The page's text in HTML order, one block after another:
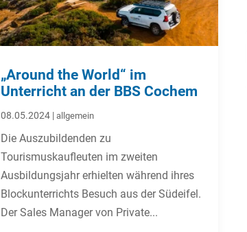
„Around the World“ im
Unterricht an der BBS Cochem
08.05.2024| allgemein
Die Auszubildenden zu
Tourismuskaufleuten im zweiten
Ausbildungsjahr erhielten während ihres
Blockunterrichts Besuch aus der Südeifel.
Der Sales Manager von Private...